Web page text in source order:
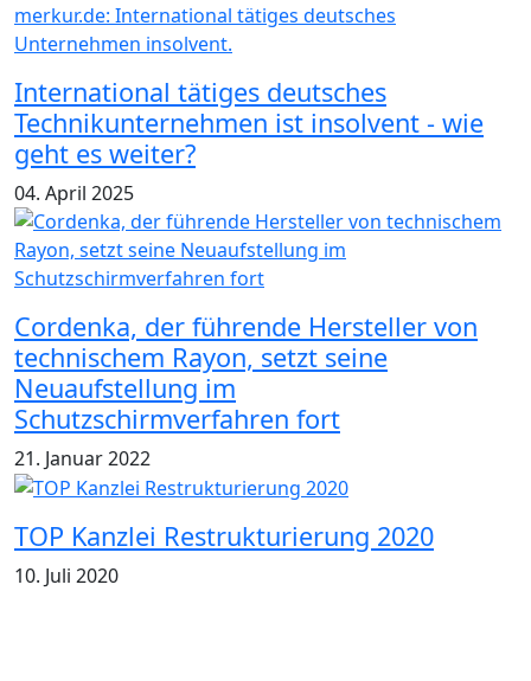
merkur.de: International tätiges deutsches
Unternehmen insolvent.
International tätiges deutsches
Technikunternehmen ist insolvent - wie
geht es weiter?
04. April 2025
Cordenka, der führende Hersteller von
technischem Rayon, setzt seine
Neuaufstellung im
Schutzschirmverfahren fort
21. Januar 2022
TOP Kanzlei Restrukturierung 2020
10. Juli 2020